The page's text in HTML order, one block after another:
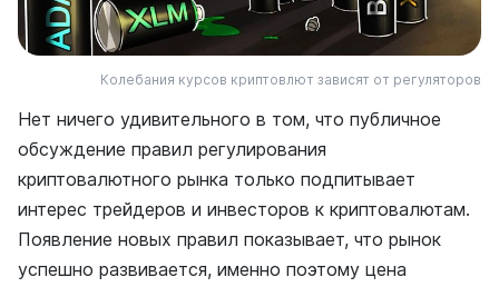
Колебания курсов криптовлют зависят от регуляторов
Нет ничего удивительного в том, что публичное
обсуждение правил регулирования
криптовалютного рынка только подпитывает
интерес трейдеров и инвесторов к криптовалютам.
Появление новых правил показывает, что рынок
успешно развивается, именно поэтому цена